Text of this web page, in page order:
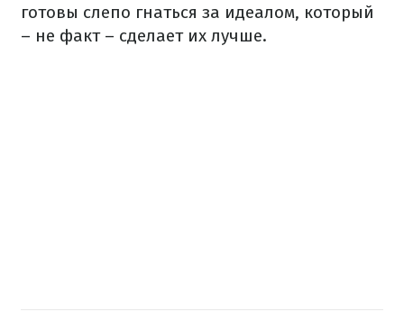
готовы слепо гнаться за идеалом, который
– не факт – сделает их лучше.